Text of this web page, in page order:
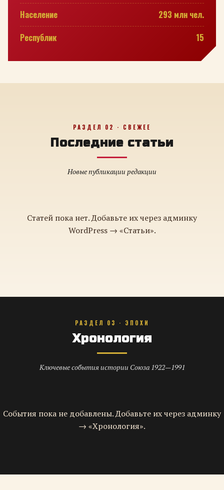
Население
293 млн чел.
Республик
15
РАЗДЕЛ 02 · СВЕЖЕЕ
Последние статьи
Новые публикации редакции
Статей пока нет. Добавьте их через админку
WordPress → «Статьи».
РАЗДЕЛ 03 · ЭПОХИ
Хронология
Ключевые события истории Союза 1922—1991
События пока не добавлены. Добавьте их через админку
→ «Хронология».